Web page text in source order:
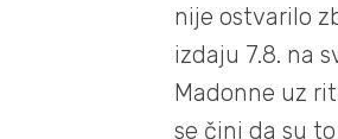
nije ostvarilo
izdaju 7.8. na
Madonne uz
se čini da su